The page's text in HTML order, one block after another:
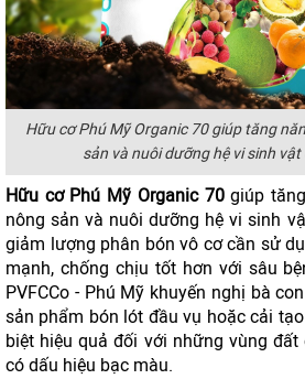
Hữu cơ Phú Mỹ Organic 70 giúp tăng
sản và nuôi dưỡng hệ vi sinh
Hữu cơ Phú Mỹ Organic 70giúp
nông sản và nuôi dưỡng hệ vi sinh
giảm lượng phân bón vô cơ cần sử
mạnh, chống chịu tốt hơn với sâu
PVFCCo - Phú Mỹ khuyến nghị bà
sản phẩm bón lót đầu vụ hoặc cải
biệt hiệu quả đối với những vùng
có dấu hiệu bạc màu.